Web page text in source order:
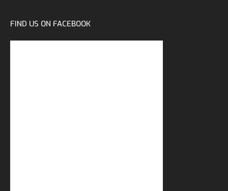
FIND US ON FACEBOOK